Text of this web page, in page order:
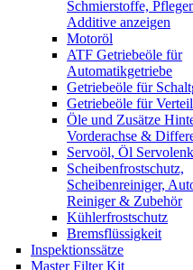
Schmierstoffe,
Additive anzeigen
Motoröl
ATF Getriebeöle für
Automatikgetriebe
Getriebeöle für
Getriebeöle für
Öle und Zusätze
Vorderachse &
Servoöl, Öl
Scheibenfrostschutz,
Scheibenreiniger,
Reiniger & Zubehör
Kühlerfrostschutz
Bremsflüssigkeit
Inspektionssätze
Master Filter Kit